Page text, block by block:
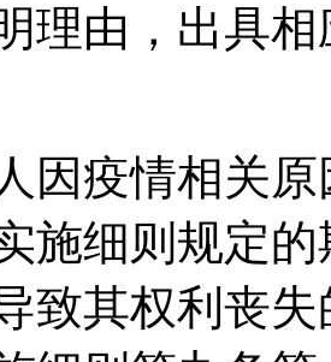
理由，出具
因疫情相关
施细则规定
致其权利丧